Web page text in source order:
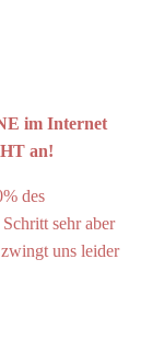
im Internet
an!
des
sehr aber
uns leider